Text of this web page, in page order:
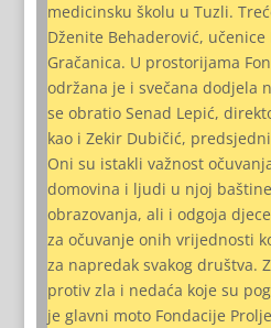
medicinsku školu u Tuzli.
Dženite Behaderović,
Gračanica. U prostorijama
održana je i svečana dodjela
se obratio Senad Lepić,
kao i Zekir Dubičić,
Oni su istakli važnost
domovina i ljudi u njoj
obrazovanja, ali i odgoja
za očuvanje onih vrijednosti
za napredak svakog društva.
protiv zla i nedaća koje su
je glavni moto Fondacije